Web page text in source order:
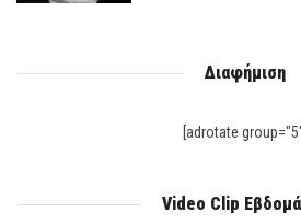
Διαφήμιση
[adrotate
Video Clip